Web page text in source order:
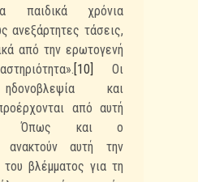
χρόνια
ανεξάρτητες τάσεις,
από την ερωτογενή
[10]
Οι
και
από αυτή
Όπως και ο
ανακτούν αυτή την
του βλέμματος για τη